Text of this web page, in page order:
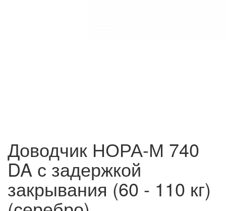
Доводчик НОРА-М 740
DA с задержкой
закрывания (60 - 110 кг)